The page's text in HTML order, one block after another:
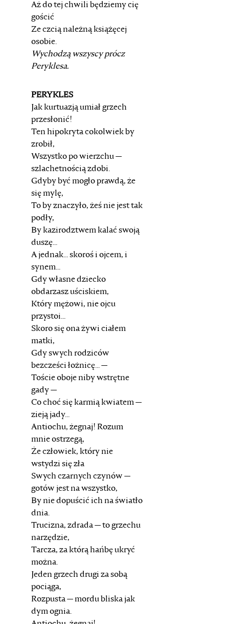
Aż do tej chwili będziemy cię
gościć
Ze czcią należną książęcej
osobie.
Wychodzą wszyscy prócz
Peryklesa.
PERYKLES
Jak kurtuazją umiał grzech
przesłonić!
Ten hipokryta cokolwiek by
zrobił,
Wszystko po wierzchu —
szlachetnością zdobi.
Gdyby być mogło prawdą, że
się mylę,
To by znaczyło, żeś nie jest tak
podły,
By kazirodztwem kalać swoją
duszę...
A jednak... skoroś i ojcem, i
synem...
Gdy własne dziecko
obdarzasz uściskiem,
Który mężowi, nie ojcu
przystoi...
Skoro się ona żywi ciałem
matki,
Gdy swych rodziców
bezcześci łożnicę... —
Toście oboje niby wstrętne
gady —
Co choć się karmią kwiatem —
zieją jady...
Antiochu, żegnaj! Rozum
mnie ostrzegą,
Że człowiek, który nie
wstydzi się zła
Swych czarnych czynów —
gotów jest na wszystko,
By nie dopuścić ich na światło
dnia.
Trucizna, zdrada — to grzechu
narzędzie,
Tarcza, za którą hańbę ukryć
można.
Jeden grzech drugi za sobą
pociąga,
Rozpusta — mordu bliska jak
dym ognia.